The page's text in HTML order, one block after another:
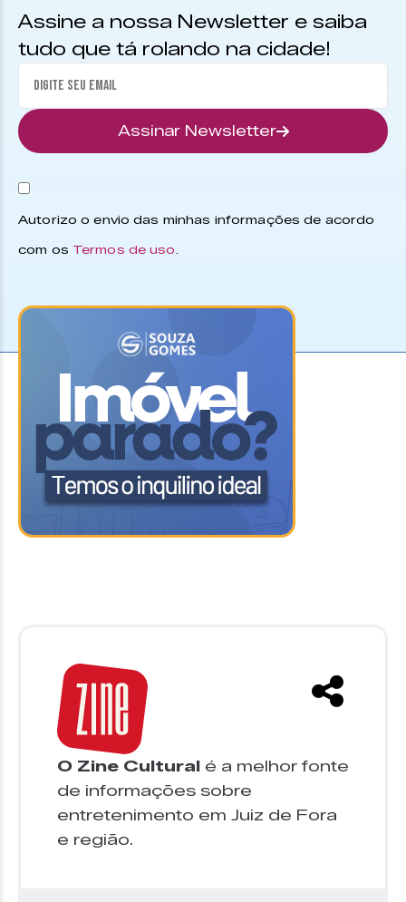
Assine a nossa Newsletter e saiba
tudo que tá rolando na cidade!
Assinar Newsletter
Autorizo o envio das minhas informações de acordo
com os Termos de uso.
O Zine Cultural é a melhor fonte
de informações sobre
entretenimento em Juiz de Fora
e região.